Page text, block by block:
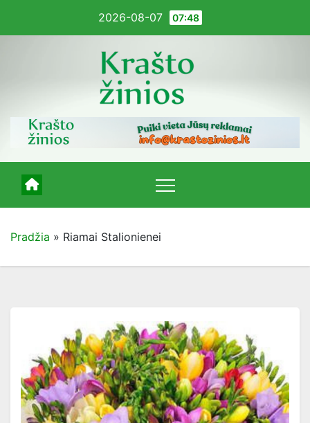
2026-08-07 07:48
Pradžia » Riamai Stalionienei